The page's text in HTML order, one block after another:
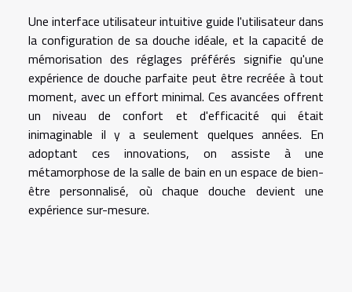
Une interface utilisateur intuitive guide l'utilisateur dans
la configuration de sa douche idéale, et la capacité de
mémorisation des réglages préférés signifie qu'une
expérience de douche parfaite peut être recréée à tout
moment, avec un effort minimal. Ces avancées offrent
un niveau de confort et d'efficacité qui était
inimaginable il y a seulement quelques années. En
adoptant ces innovations, on assiste à une
métamorphose de la salle de bain en un espace de bien-
être personnalisé, où chaque douche devient une
expérience sur-mesure.